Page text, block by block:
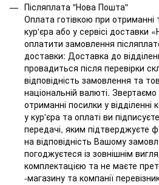
Післяплата "Нова Пошта"
Оплата готівкою при отриманні
кур'єра або у сервісі
оплатити замовлення
доставки: Доставка до
провадиться після перевірки
відповідність замовлення та
національній валюті.
отриманні посилки у відділенні
у кур'єра та оплаті ви
передачі, яким підтверджуєте
на відповідність Вашому
погоджуєтеся із зовнішнім
комплектацією та не маєте
-магазину та компанії